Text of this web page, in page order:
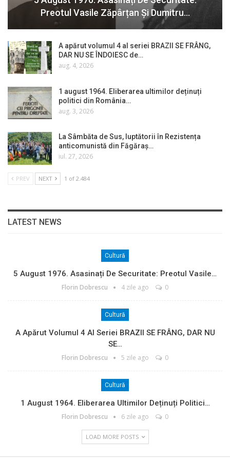
Preotul Vasile Zăpârțan Și Dumitru…
A apărut volumul 4 al seriei BRAZII SE FRÂNG,
DAR NU SE ÎNDOIESC de…
aug. 4, 2026
1 august 1964. Eliberarea ultimilor deținuți
politici din România…
aug. 3, 2026
La Sâmbăta de Sus, luptătorii în Rezistența
anticomunistă din Făgăraș…
iul. 27, 2026
PREV NEXT 1 of 2.484
LATEST NEWS
Cultură
5 August 1976. Asasinați De Securitate: Preotul Vasile…
Florin Dobrescu 4 zile ago 0
Cultură
A Apărut Volumul 4 Al Seriei BRAZII SE FRÂNG, DAR NU
SE…
Florin Dobrescu 5 zile ago 0
Cultură
1 August 1964. Eliberarea Ultimilor Deținuți Politici…
Florin Dobrescu 6 zile ago 0
LOAD MORE POSTS